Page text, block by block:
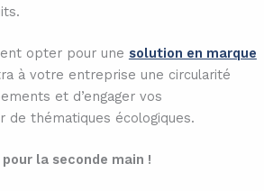
opter pour une solution en marque
à votre entreprise une circularité
et d’engager vos
de thématiques écologiques.
la seconde main !